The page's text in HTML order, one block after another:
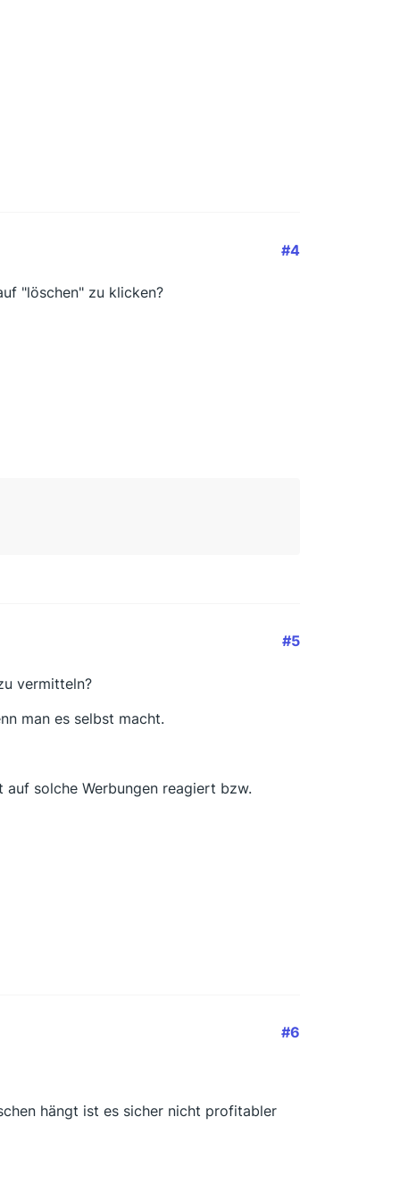
#4
"löschen" zu klicken?
#5
vermitteln?
man es selbst macht.
solche Werbungen reagiert bzw.
#6
hängt ist es sicher nicht profitabler